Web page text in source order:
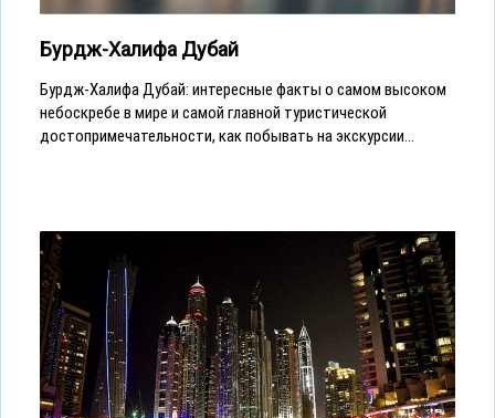
Бурдж-Халифа Дубай
Бурдж-Халифа Дубай: интересные факты о самом высоком
небоскребе в мире и самой главной туристической
достопримечательности, как побывать на экскурсии...